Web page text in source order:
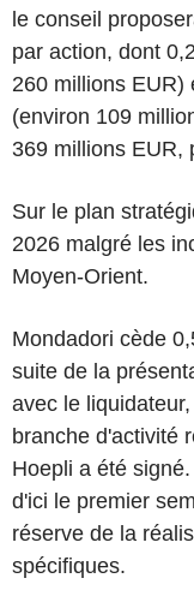
le conseil
par action, dont
260 millions EUR)
(environ 109
369 millions EUR,
Sur le plan
2026 malgré les
Moyen-Orient.
Mondadori cède
suite de la
avec le
branche d'activité
Hoepli a été
d'ici le premier
réserve de la
spécifiques.